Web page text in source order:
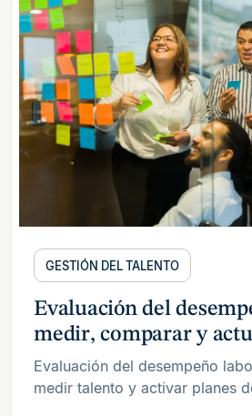
GESTIÓN DEL TALENTO
Evaluación del
medir, comparar y
Evaluación del desempeño
medir talento y activar planes